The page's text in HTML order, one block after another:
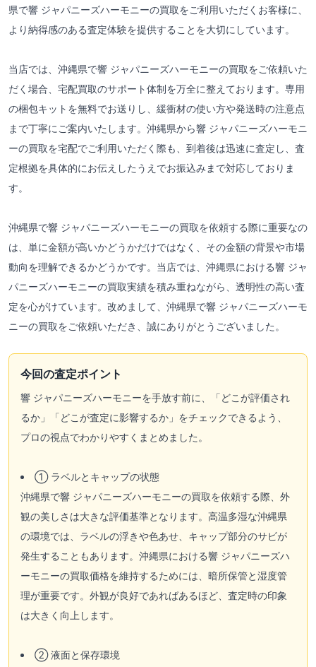
県で響 ジャパニーズハーモニーの買取をご利用いただくお客様に、
より納得感のある査定体験を提供することを大切にしています。
当店では、沖縄県で響 ジャパニーズハーモニーの買取をご依頼いた
だく場合、宅配買取のサポート体制を万全に整えております。専用
の梱包キットを無料でお送りし、緩衝材の使い方や発送時の注意点
まで丁寧にご案内いたします。沖縄県から響 ジャパニーズハーモニ
ーの買取を宅配でご利用いただく際も、到着後は迅速に査定し、査
定根拠を具体的にお伝えしたうえでお振込みまで対応しておりま
す。
沖縄県で響 ジャパニーズハーモニーの買取を依頼する際に重要なの
は、単に金額が高いかどうかだけではなく、その金額の背景や市場
動向を理解できるかどうかです。当店では、沖縄県における響 ジャ
パニーズハーモニーの買取実績を積み重ねながら、透明性の高い査
定を心がけています。改めまして、沖縄県で響 ジャパニーズハーモ
ニーの買取をご依頼いただき、誠にありがとうございました。
今回の査定ポイント
響 ジャパニーズハーモニーを手放す前に、「どこが評価され
るか」「どこが査定に影響するか」をチェックできるよう、
プロの視点でわかりやすくまとめました。
① ラベルとキャップの状態
沖縄県で響 ジャパニーズハーモニーの買取を依頼する際、外
観の美しさは大きな評価基準となります。高温多湿な沖縄県
の環境では、ラベルの浮きや色あせ、キャップ部分のサビが
発生することもあります。沖縄県における響 ジャパニーズハ
ーモニーの買取価格を維持するためには、暗所保管と湿度管
理が重要です。外観が良好であればあるほど、査定時の印象
は大きく向上します。
② 液面と保存環境